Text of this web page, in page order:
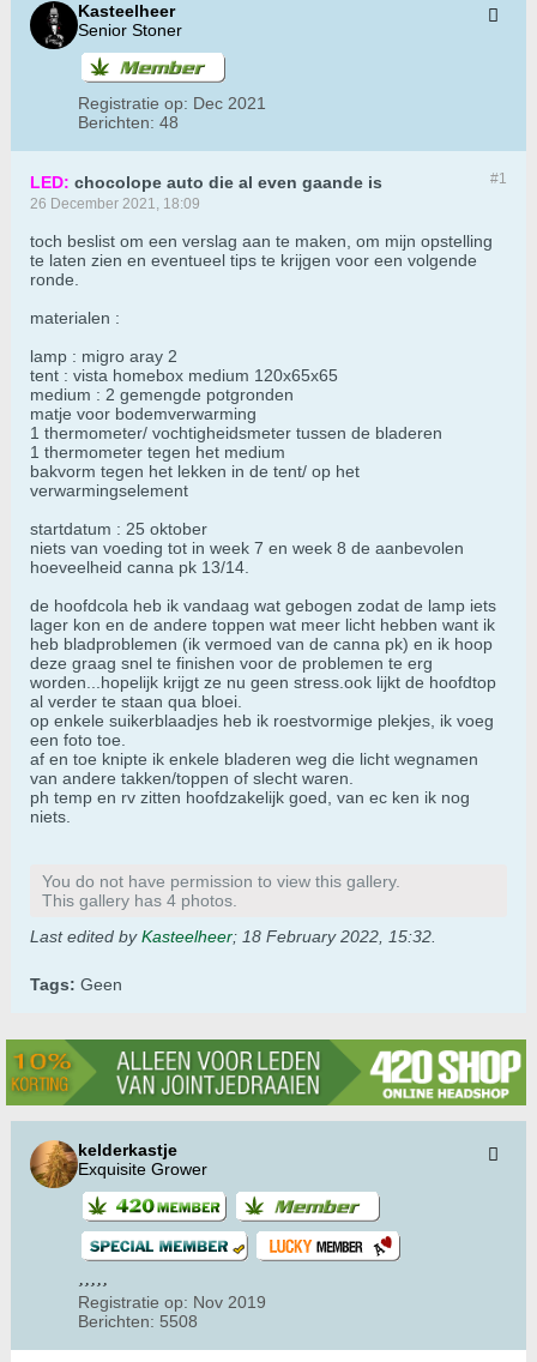
Kasteelheer
Senior Stoner
Registratie op: Dec 2021
Berichten: 48
#1
LED: chocolope auto die al even gaande is
26 December 2021, 18:09
toch beslist om een verslag aan te maken, om mijn opstelling
te laten zien en eventueel tips te krijgen voor een volgende
ronde.
materialen :
lamp : migro aray 2
tent : vista homebox medium 120x65x65
medium : 2 gemengde potgronden
matje voor bodemverwarming
1 thermometer/ vochtigheidsmeter tussen de bladeren
1 thermometer tegen het medium
bakvorm tegen het lekken in de tent/ op het
verwarmingselement
startdatum : 25 oktober
niets van voeding tot in week 7 en week 8 de aanbevolen
hoeveelheid canna pk 13/14.
de hoofdcola heb ik vandaag wat gebogen zodat de lamp iets
lager kon en de andere toppen wat meer licht hebben want ik
heb bladproblemen (ik vermoed van de canna pk) en ik hoop
deze graag snel te finishen voor de problemen te erg
worden...hopelijk krijgt ze nu geen stress.ook lijkt de hoofdtop
al verder te staan qua bloei.
op enkele suikerblaadjes heb ik roestvormige plekjes, ik voeg
een foto toe.
af en toe knipte ik enkele bladeren weg die licht wegnamen
van andere takken/toppen of slecht waren.
ph temp en rv zitten hoofdzakelijk goed, van ec ken ik nog
niets.
You do not have permission to view this gallery.
This gallery has 4 photos.
Last edited byKasteelheer; 18 February 2022, 15:32
Tags: Geen
kelderkastje
Exquisite Grower
Registratie op: Nov 2019
Berichten: 5508